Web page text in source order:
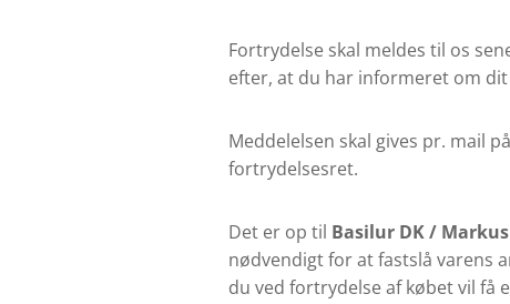
Fortrydelse skal meldes til os
efter, at du har informeret om
Meddelelsen skal gives pr. mail
fortrydelsesret.
Det er op til Basilur DK /
nødvendigt for at fastslå varens
du ved fortrydelse af købet vil få